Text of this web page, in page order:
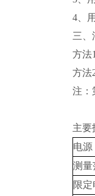
4、
三、
方法
方法
注：
主要
电源
测量
限